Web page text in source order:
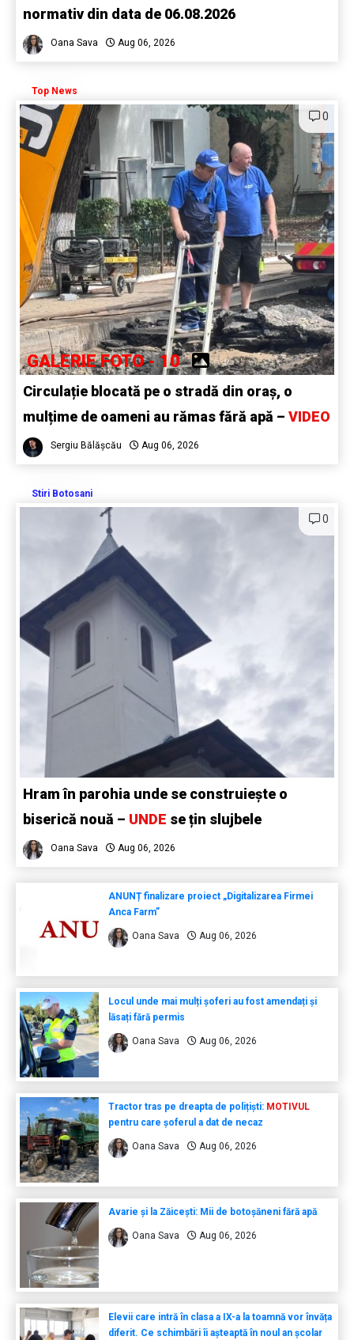
normativ din data de 06.08.2026
Oana Sava Aug 06, 2026
Top News
0
GALERIE FOTO - 10
Circulație blocată pe o stradă din oraș, o
mulțime de oameni au rămas fără apă – VIDEO
Sergiu Bălășcău Aug 06, 2026
Stiri Botosani
0
Hram în parohia unde se construiește o
biserică nouă – UNDE se țin slujbele
Oana Sava Aug 06, 2026
ANUNȚ finalizare proiect „Digitalizarea Firmei
Anca Farm”
Oana Sava Aug 06, 2026
Locul unde mai mulți șoferi au fost amendați și
lăsați fără permis
Oana Sava Aug 06, 2026
Tractor tras pe dreapta de polițiști: MOTIVUL
pentru care șoferul a dat de necaz
Oana Sava Aug 06, 2026
Avarie și la Zăicești: Mii de botoșăneni fără apă
Oana Sava Aug 06, 2026
Elevii care intră în clasa a IX-a la toamnă vor învăța
diferit. Ce schimbări îi așteaptă în noul an școlar